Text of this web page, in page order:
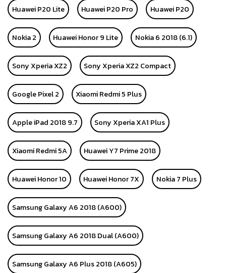
Huawei P20 Lite Huawei P20 Pro Huawei P20
Nokia 2 Huawei Honor 9 Lite Nokia 6 2018 (6.1)
Sony Xperia XZ2 Sony Xperia XZ2 Compact
Google Pixel 2 Xiaomi Redmi 5 Plus
Apple iPad 2018 9.7 Sony Xperia XA1 Plus
Xiaomi Redmi 5A Huawei Y7 Prime 2018
Huawei Honor 10 Huawei Honor 7X Nokia 7 Plus
Samsung Galaxy A6 2018 (A600)
Samsung Galaxy A6 2018 Dual (A600)
Samsung Galaxy A6 Plus 2018 (A605)